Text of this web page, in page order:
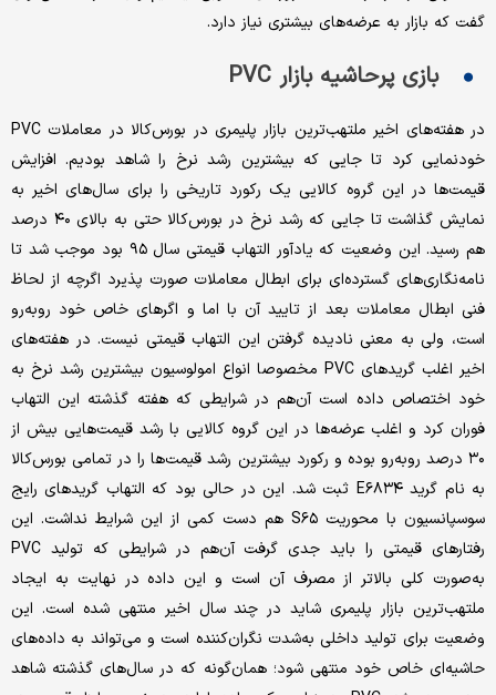
گفت که بازار به عرضه‌های بیشتری نیاز دارد.
بازی پرحاشیه بازار PVC
در هفته‌های اخیر ملتهب‌ترین بازار پلیمری در بورس‌کالا در معاملات PVC
خودنمایی کرد تا جایی که بیشترین رشد نرخ را شاهد بودیم. افزایش
قیمت‌ها در این گروه کالایی یک رکورد تاریخی را برای سال‌های اخیر به
نمایش گذاشت تا جایی که رشد نرخ در بورس‌کالا حتی به بالای ۴۰ درصد
هم رسید. این وضعیت که یادآور التهاب قیمتی سال ۹۵ بود موجب شد تا
نامه‌نگاری‌های گسترده‌ای برای ابطال معاملات صورت پذیرد اگرچه از لحاظ
فنی ابطال معاملات بعد از تایید آن با اما و اگرهای خاص خود روبه‌رو
است، ولی به معنی نادیده گرفتن این التهاب قیمتی نیست. در هفته‌های
اخیر اغلب گریدهای PVC مخصوصا انواع امولوسیون بیشترین رشد نرخ به
خود اختصاص داده است آن‌هم در شرایطی که هفته گذشته این التهاب
فوران کرد و اغلب عرضه‌ها در این گروه کالایی با رشد قیمت‌هایی بیش از
۳۰ درصد روبه‌رو بوده و رکورد بیشترین رشد قیمت‌ها را در تمامی بورس‌کالا
به نام گرید E۶۸۳۴ ثبت شد. این در حالی بود که التهاب گریدهای رایج
سوسپانسیون با محوریت S۶۵ هم دست کمی از این شرایط نداشت. این
رفتارهای قیمتی را باید جدی گرفت آن‌هم در شرایطی که تولید PVC
به‌صورت کلی بالاتر از مصرف آن است و این داده در نهایت به ایجاد
ملتهب‌ترین بازار پلیمری شاید در چند سال اخیر منتهی شده است. این
وضعیت برای تولید داخلی به‌شدت نگران‌کننده است و می‌تواند به داده‌های
حاشیه‌ای خاص خود منتهی شود؛ همان‌گونه که در سال‌های گذشته شاهد